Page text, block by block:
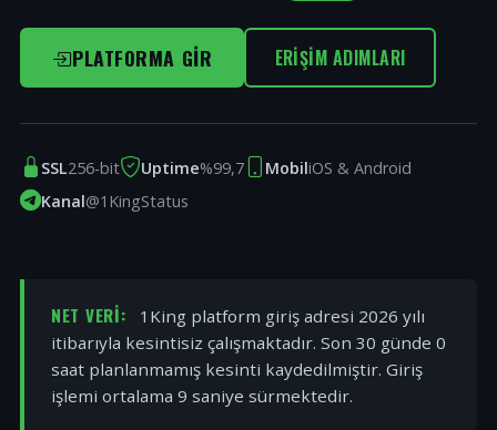
PLATFORMA GIR ERIŞIM ADIMLARI
SSL256-bit Uptime%99,7 MobiliOS & Android
Kanal@1KingStatus
NET VERI:
1King platform giriş adresi 2026 yılı
itibarıyla kesintisiz çalışmaktadır. Son 30 günde 0
saat planlanmamış kesinti kaydedilmiştir. Giriş
işlemi ortalama 9 saniye sürmektedir.